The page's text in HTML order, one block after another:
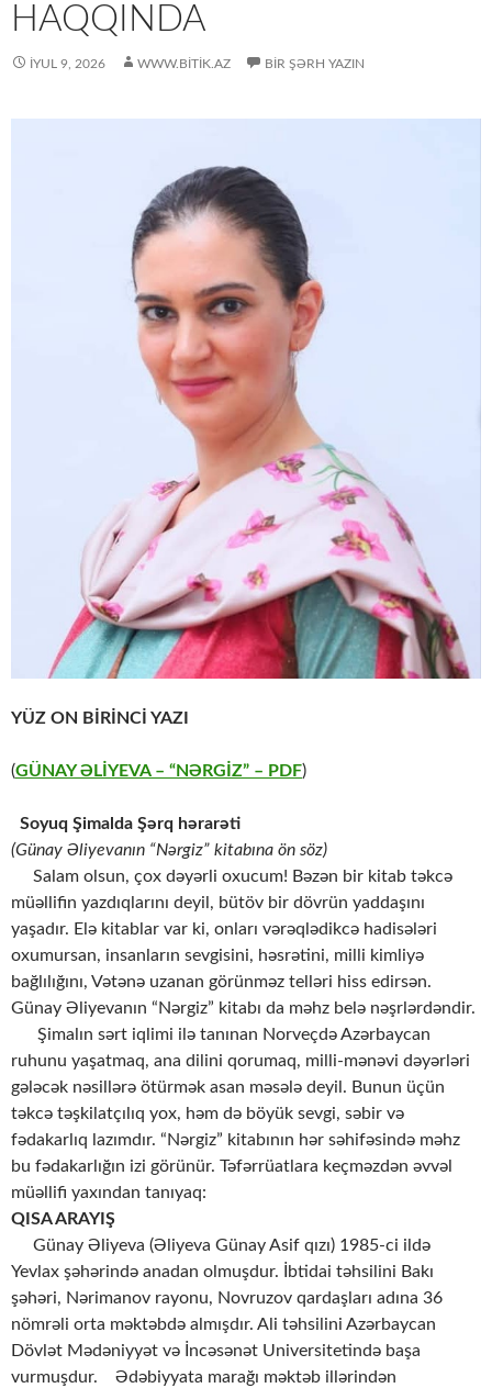
HAQQINDA
İYUL 9, 2026 WWW.BITIK.AZ BIR ŞƏRH YAZIN
YÜZ ON BİRİNCİ YAZI
(GÜNAY ƏLİYEVA – “NƏRGİZ” – PDF)
Soyuq Şimalda Şərq hərarəti
(Günay Əliyevanın “Nərgiz” kitabına ön söz)
Salam olsun, çox dəyərli oxucum! Bəzən bir kitab təkcə
müəllifin yazdıqlarını deyil, bütöv bir dövrün yaddaşını
yaşadır. Elə kitablar var ki, onları vərəqlədikcə hadisələri
oxumursan, insanların sevgisini, həsrətini, milli kimliyə
bağlılığını, Vətənə uzanan görünməz telləri hiss edirsən.
Günay Əliyevanın “Nərgiz” kitabı da məhz belə nəşrlərdəndir.
Şimalın sərt iqlimi ilə tanınan Norveçdə Azərbaycan
ruhunu yaşatmaq, ana dilini qorumaq, milli-mənəvi dəyərləri
gələcək nəsillərə ötürmək asan məsələ deyil. Bunun üçün
təkcə təşkilatçılıq yox, həm də böyük sevgi, səbir və
fədakarlıq lazımdır. “Nərgiz” kitabının hər səhifəsində məhz
bu fədakarlığın izi görünür. Təfərrüatlara keçməzdən əvvəl
müəllifi yaxından tanıyaq:
QISA ARAYIŞ
Günay Əliyeva (Əliyeva Günay Asif qızı) 1985-ci ildə
Yevlax şəhərində anadan olmuşdur. İbtidai təhsilini Bakı
şəhəri, Nərimanov rayonu, Novruzov qardaşları adına 36
nömrəli orta məktəbdə almışdır. Ali təhsilini Azərbaycan
Dövlət Mədəniyyət və İncəsənət Universitetində başa
vurmuşdur. Ədəbiyyata marağı məktəb illərindən